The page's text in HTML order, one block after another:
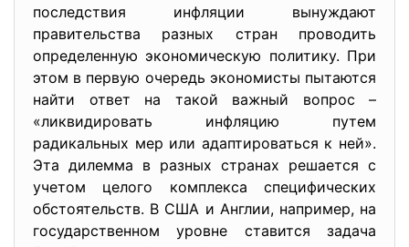
последствия инфляции вынуждают
правительства разных стран проводить
определенную экономическую политику. При
этом в первую очередь экономисты пытаются
найти ответ на такой важный вопрос –
«ликвидировать инфляцию путем
радикальных мер или адаптироваться к ней».
Эта дилемма в разных странах решается с
учетом целого комплекса специфических
обстоятельств. В США и Англии, например, на
государственном уровне ставится задача